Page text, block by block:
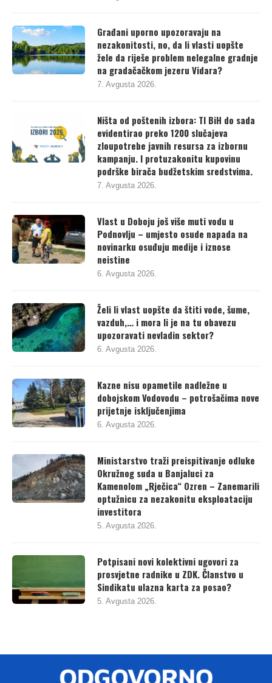
Građani uporno upozoravaju na
nezakonitosti, no, da li vlasti uopšte
žele da riješe problem nelegalne gradnje
na gradačačkom jezeru Vidara?
Ništa od poštenih izbora: TI BiH do sada
evidentirao preko 1200 slučajeva
zloupotrebe javnih resursa za izbornu
kampanju. I protuzakonitu kupovinu
podrške birača budžetskim sredstvima.
Vlast u Doboju još više muti vodu u
Podnovlju – umjesto osude napada na
novinarku osuđuju medije i iznose
neistine
Želi li vlast uopšte da štiti vode, šume,
vazduh,… i mora li je na tu obavezu
upozoravati nevladin sektor?
Kazne nisu opametile nadležne u
dobojskom Vodovodu – potrošačima nove
prijetnje isključenjima
Ministarstvo traži preispitivanje odluke
Okružnog suda u Banjaluci za
Kamenolom „Rječica“ Ozren – Zanemarili
optužnicu za nezakonitu eksploataciju
investitora
Potpisani novi kolektivni ugovori za
prosvjetne radnike u ZDK. Članstvo u
Sindikatu ulazna karta za posao?